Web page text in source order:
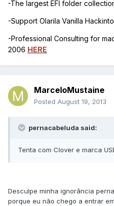
-The largest EFI folder
-Support Olarila Vanilla
-Professional Consulting for
2006 HERE
MarceloMustaine
Posted August 19, 2013
pernacabeluda said:
Tenta com Clover e marca
Desculpe minha ignorância
porque eu não chego a entrar